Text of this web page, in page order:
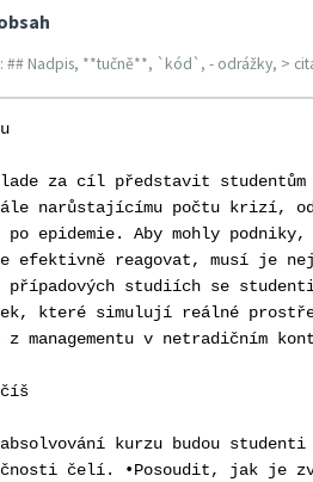
## Nadpis, **tučně**, `kód`, - odrážky, >